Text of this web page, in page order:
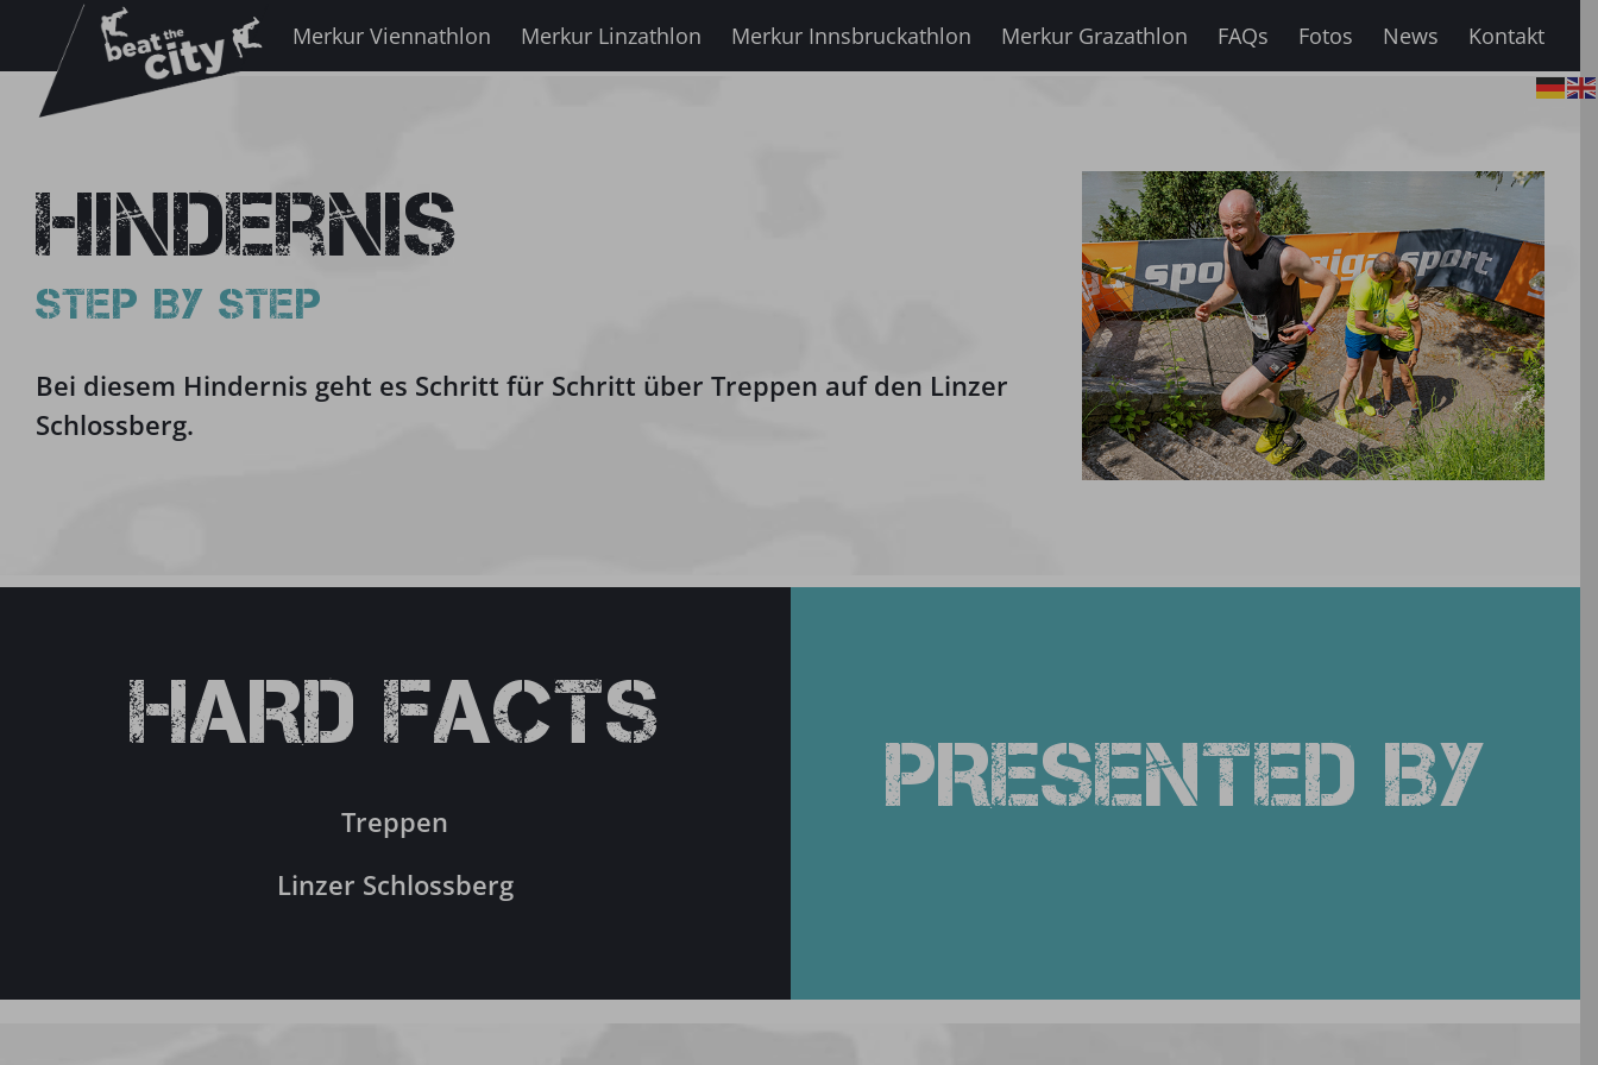
Inhalt
springen
Merkur Viennathlon Merkur Linzathlon Merkur Innsbruckathlon Merkur Grazathlon FAQs Fotos News Kontakt
Hindernis
STEP BY STEP
Bei diesem Hindernis geht es Schritt für Schritt über Treppen auf den Linzer
Schlossberg.
HARD FACTS
Treppen
Linzer Schlossberg
PRESENTED BY